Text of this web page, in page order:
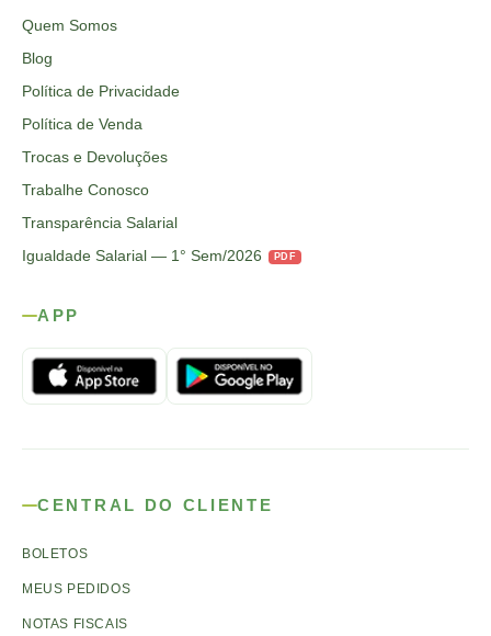
Quem Somos
Blog
Política de Privacidade
Política de Venda
Trocas e Devoluções
Trabalhe Conosco
Transparência Salarial
Igualdade Salarial — 1° Sem/2026
PDF
APP
CENTRAL DO CLIENTE
BOLETOS
MEUS PEDIDOS
NOTAS FISCAIS